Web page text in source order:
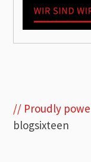
// Proudly
blogsixteen